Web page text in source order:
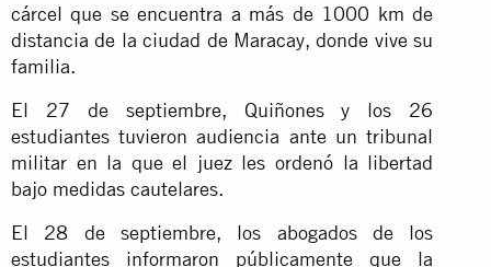
cárcel que se encuentra a más de 1000 km de
distancia de la ciudad de Maracay, donde vive su
familia.
El 27 de septiembre, Quiñones y los 26
estudiantes tuvieron audiencia ante un tribunal
militar en la que el juez les ordenó la libertad
bajo medidas cautelares.
El 28 de septiembre, los abogados de los
estudiantes informaron públicamente que la